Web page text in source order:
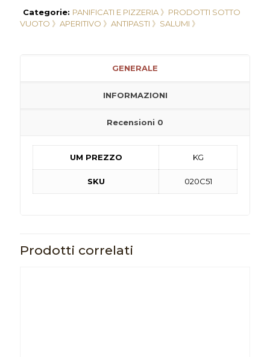
Categorie: PANIFICATI E PIZZERIA 》 PRODOTTI SOTTO
VUOTO 》 APERITIVO 》 ANTIPASTI 》 SALUMI 》
GENERALE
INFORMAZIONI
Recensioni 0
UM PREZZO KG
SKU 020C51
Prodotti correlati